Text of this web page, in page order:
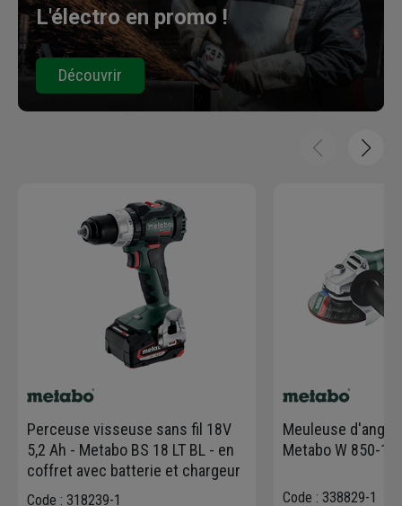
L'électro en promo !
Découvrir
Perceuse visseuse sans fil 18V
5,2 Ah - Metabo BS 18 LT BL - en
coffret avec batterie et chargeur
Code : 318239-1
Meuleuse d'angle
Metabo W 850-
Code : 338829-1